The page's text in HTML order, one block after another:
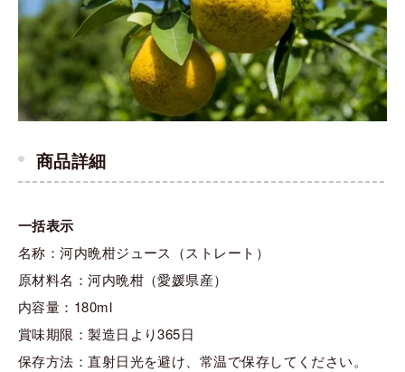
商品詳細
一括表示
名称：河内晩柑ジュース（ストレート）
原材料名：河内晩柑（愛媛県産）
内容量：180ml
賞味期限：製造日より365日
保存方法：直射日光を避け、常温で保存してください。